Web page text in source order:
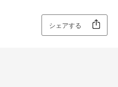
シェアする